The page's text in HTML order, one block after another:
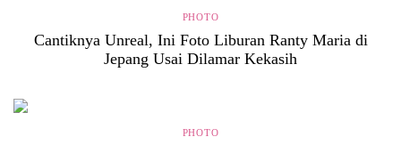
PHOTO
Cantiknya Unreal, Ini Foto Liburan Ranty Maria di
Jepang Usai Dilamar Kekasih
PHOTO